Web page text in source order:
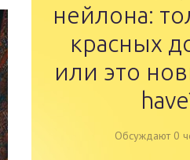
нейлона:
красных
или это
Обсуждают 0